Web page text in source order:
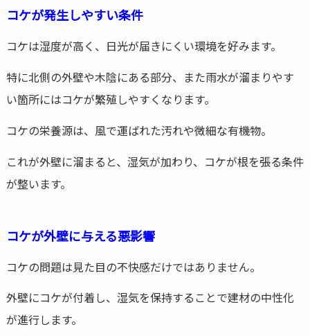
コケが発生しやすい条件
コケは湿度が高く、日光が届きにくい環境を好みます。
特に北側の外壁や木陰にある部分、また雨水が溜まりやす
い箇所にはコケが繁殖しやすくなります。
コケの栄養源は、風で運ばれた汚れや微細な有機物。
これが外壁に溜まると、湿気が加わり、コケが根を張る条件
が整います。
コケが外壁に与える悪影響
コケの問題は見た目の不快感だけではありません。
外壁にコケが付着し、湿気を保持することで建材の中性化
が進行します。